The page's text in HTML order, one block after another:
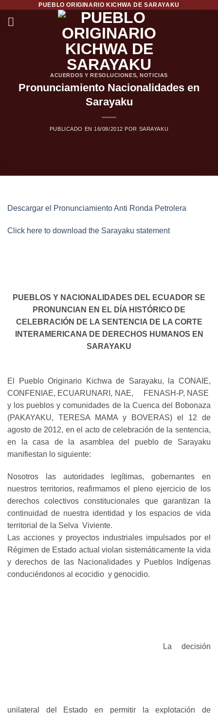
PUEBLO ORIGINARIO KICHWA DE SARAYAKU
ACUERDOS Y RESOLUCIONES,NOTICIAS
Pronunciamiento Nacionalidades en
Sarayaku
PUBLICADO EN 16/08/2012 POR SARAYAKU
Descargar el Pronunciamiento Anti Ronda Petrolera
Click here to download the Sarayaku statement
PUEBLOS Y NACIONALIDADES DEL ECUADOR SE
PRONUNCIAN EN EL DÍA HISTÓRICO DE
CELEBRACIÓN DE LA SENTENCIA DE LA CORTE
INTERAMERICANA DE DERECHOS HUMANOS EN
SARAYAKU
El Pueblo Originario Kichwa de Sarayaku, la CONAIE,
CONFENIAE, ECUARUNARI, NAE, FENASH-P, NASE
y los pueblos y comunidades de la Cuenca del Bobonaza
(PAKAYAKU, TERESA MAMA y BOVERAS) el 12 de
agosto de 2012, en el acto de celebración de la sentencia,
en la casa de la asamblea del pueblo de Sarayaku
manifiestan lo siguiente:
Nosotros las autoridades legítimas, gobernantes en
nuestros territorios, reafirmamos el pleno ejercicio de los
derechos colectivos constitucionales que garantizan la
continuidad de nuestra identidad y los espacios de vida
territorial de la Selva Viviente.
Las acciones y proyectos industriales impulsados por el
Régimen de Estado actual violan sistemáticamente la vida
y derechos de las Nacionalidades y Pueblos Indígenas
conduciéndonos al ecocidio y genocidio.
La decisión
unilateral del Estado en permitir la explotación de